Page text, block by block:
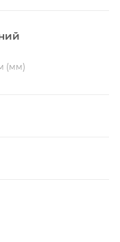
(мм)